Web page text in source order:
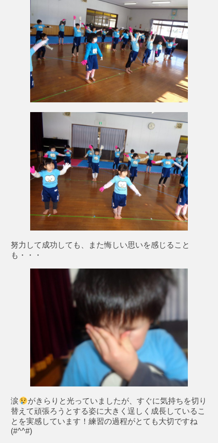
努力して成功しても、また悔しい思いを感じること
も・・・
涙
がきらりと光っていましたが、すぐに気持ちを切り
替えて頑張ろうとする姿に大きく逞しく成長しているこ
とを実感しています！練習の過程がとても大切ですね
(#^^#)